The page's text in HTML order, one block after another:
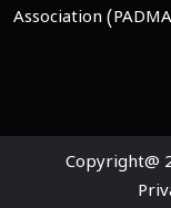
Association
Copyright@